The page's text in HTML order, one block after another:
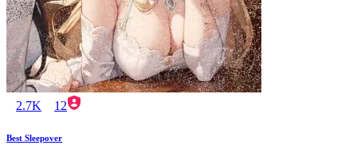
2.7K 12
Best Sleepover